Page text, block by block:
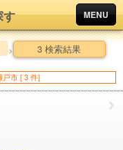
す MENU
> 3 検索結果
戸市 [ 3 件]